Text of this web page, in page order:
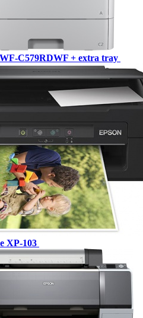
C579RDWF + extra tray
XP-103